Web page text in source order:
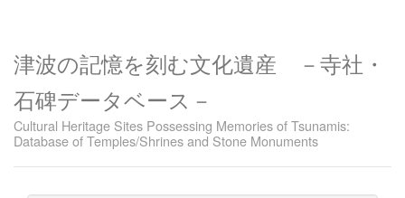
津波の記憶を刻む文化遺産 －寺社・
石碑データベース－
Cultural Heritage Sites Possessing Memories of Tsunamis:
Database of Temples/Shrines and Stone Monuments